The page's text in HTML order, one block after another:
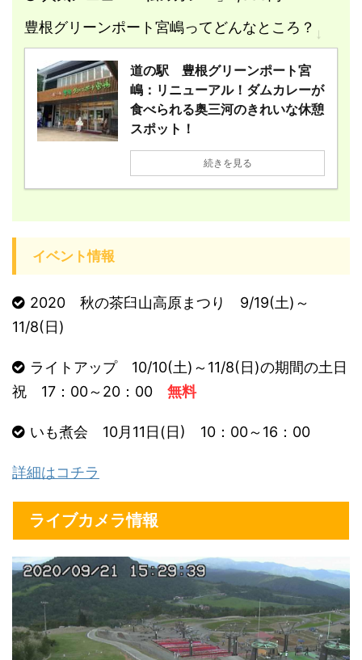
豊根グリーンポート宮嶋ってどんなところ？
道の駅 豊根グリーンポート宮
嶋：リニューアル！ダムカレーが
食べられる奥三河のきれいな休憩
スポット！
続きを見る
イベント情報
2020 秋の茶臼山高原まつり 9/19(土)～
11/8(日)
ライトアップ 10/10(土)～11/8(日)の期間の土日
祝 17：00～20：00 無料
いも煮会 10月11日(日) 10：00～16：00
詳細はコチラ
ライブカメラ情報